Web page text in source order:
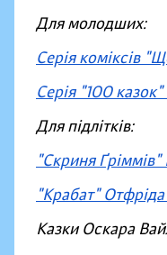
Для молодших:
Серія коміксів
Серія "100
Для підлітків:
"Скриня Ґріммів"
"Крабат"
Казки Оскара